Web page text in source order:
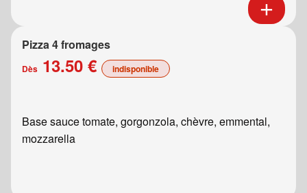
Pizza 4 fromages
Dès 13.50 € indisponible
Base sauce tomate, gorgonzola, chèvre, emmental,
mozzarella